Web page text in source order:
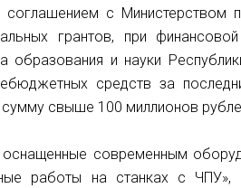
соглашением с Министерством
грантов, при
образования и науки
средств за
свыше 100 миллионов
современным
работы на станках с